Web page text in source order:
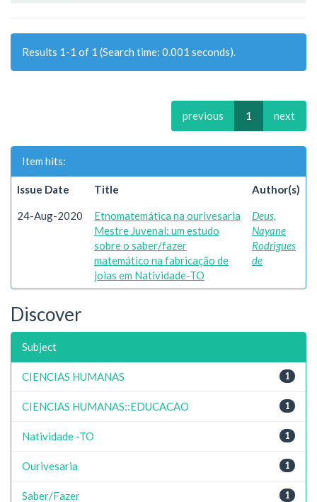
Results 1-1 of 1 (Search time: 0.001 seconds).
previous 1 next
Item hits:
Issue Date Title Author(s)
24-Aug-2020
Etnomatemática na ourivesaria
Mestre Juvenal: um estudo
sobre o saber/fazer
matemático na fabricação de
joias em Natividade-TO
Deus,
Nayane
Rodrigues
de
Discover
Subject
1
CIENCIAS HUMANAS
1
CIENCIAS HUMANAS::EDUCACAO
1
Natividade -TO
1
Ourivesaria
1
Saber/Fazer